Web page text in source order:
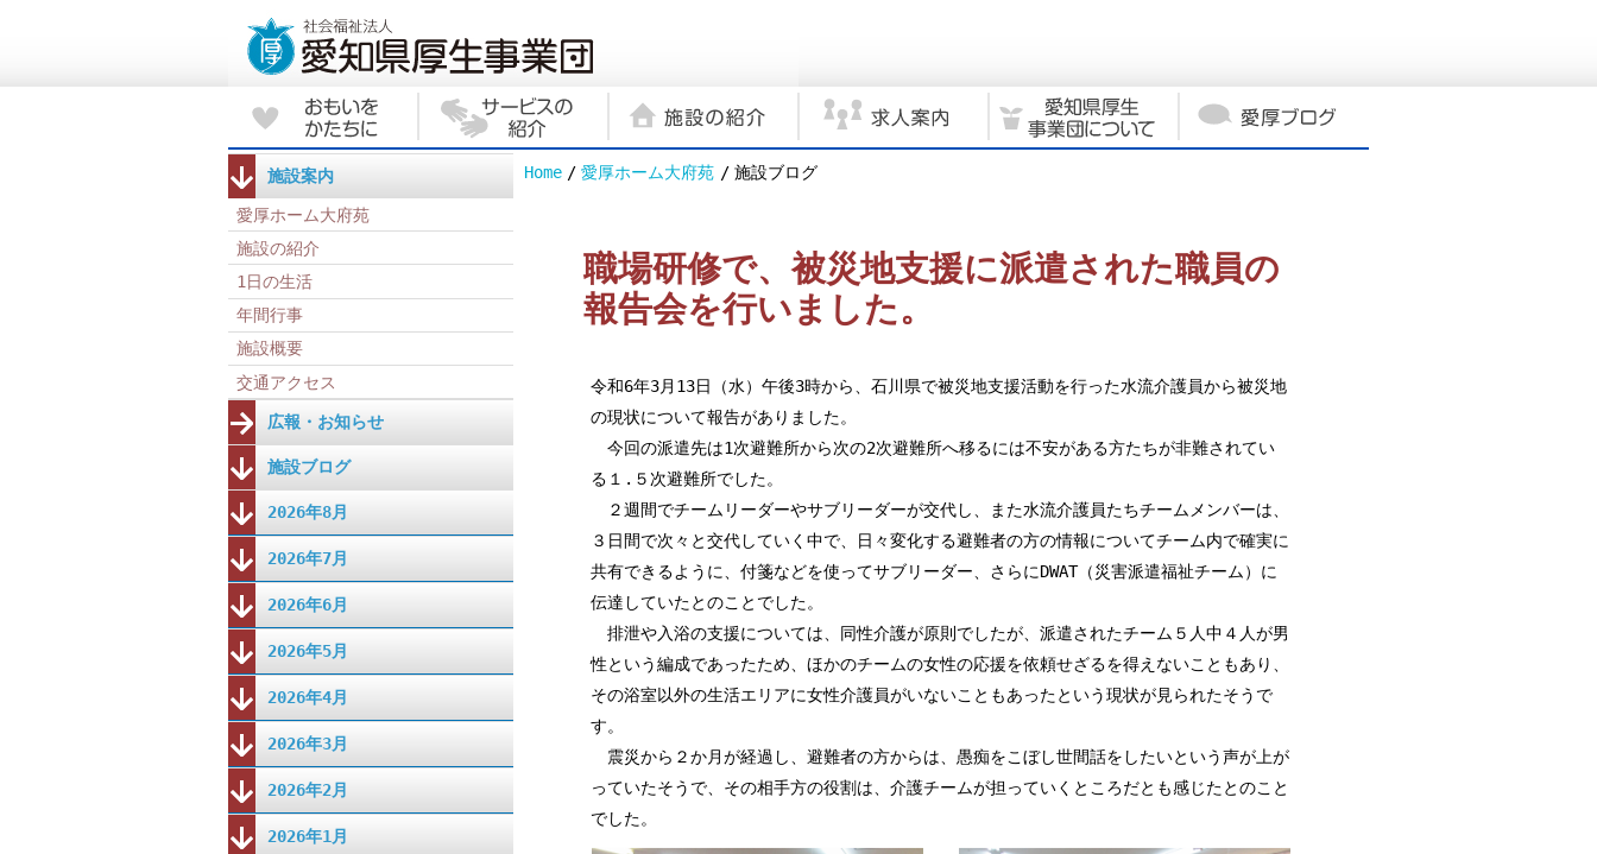
Home 愛厚ホーム大府苑 施設ブログ
職場研修で、被災地支援に派遣された職員の
報告会を行いました。
令和6年3月13日（水）午後3時から、石川県で被災地支援活動を行った水流介護員から被災地
の現状について報告がありました。
今回の派遣先は1次避難所から次の2次避難所へ移るには不安がある方たちが非難されてい
る１.５次避難所でした。
２週間でチームリーダーやサブリーダーが交代し、また水流介護員たちチームメンバーは、
３日間で次々と交代していく中で、日々変化する避難者の方の情報についてチーム内で確実に
共有できるように、付箋などを使ってサブリーダー、さらにDWAT（災害派遣福祉チーム）に
伝達していたとのことでした。
排泄や入浴の支援については、同性介護が原則でしたが、派遣されたチーム５人中４人が男
性という編成であったため、ほかのチームの女性の応援を依頼せざるを得えないこともあり、
その浴室以外の生活エリアに女性介護員がいないこともあったという現状が見られたそうで
す。
震災から２か月が経過し、避難者の方からは、愚痴をこぼし世間話をしたいという声が上が
っていたそうで、その相手方の役割は、介護チームが担っていくところだとも感じたとのこと
でした。
施設案内
愛厚ホーム大府苑
施設の紹介
1日の生活
年間行事
施設概要
交通アクセス
広報・お知らせ
施設ブログ
2026年8月
2026年7月
2026年6月
2026年5月
2026年4月
2026年3月
2026年2月
2026年1月